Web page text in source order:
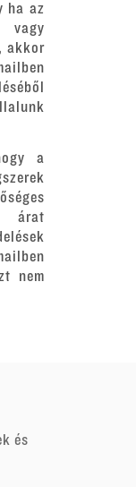
ha az
akkor
a
árat
nem
és